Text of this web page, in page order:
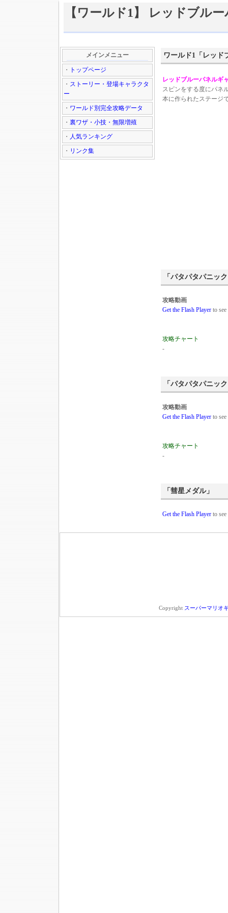
【ワールド1】 レッドブル
メインメニュー
・
トップページ
・ ストーリー・登場キャラクタ
ー
・ ワールド別完全攻略データ
・ 裏ワザ・小技・無限増殖
・ 人気ランキング
・ リンク集
ワールド1「レッド
レッドブルーパネルギ
スピンをする度にパネ
本に作られたステージ
「パタパタパニッ
攻略動画
Get the Flash Player to
攻略チャート
-
「パタパタパニッ
攻略動画
Get the Flash Player to
攻略チャート
-
「彗星メダル」
Get the Flash Player to
Copyright スーパーマリオ